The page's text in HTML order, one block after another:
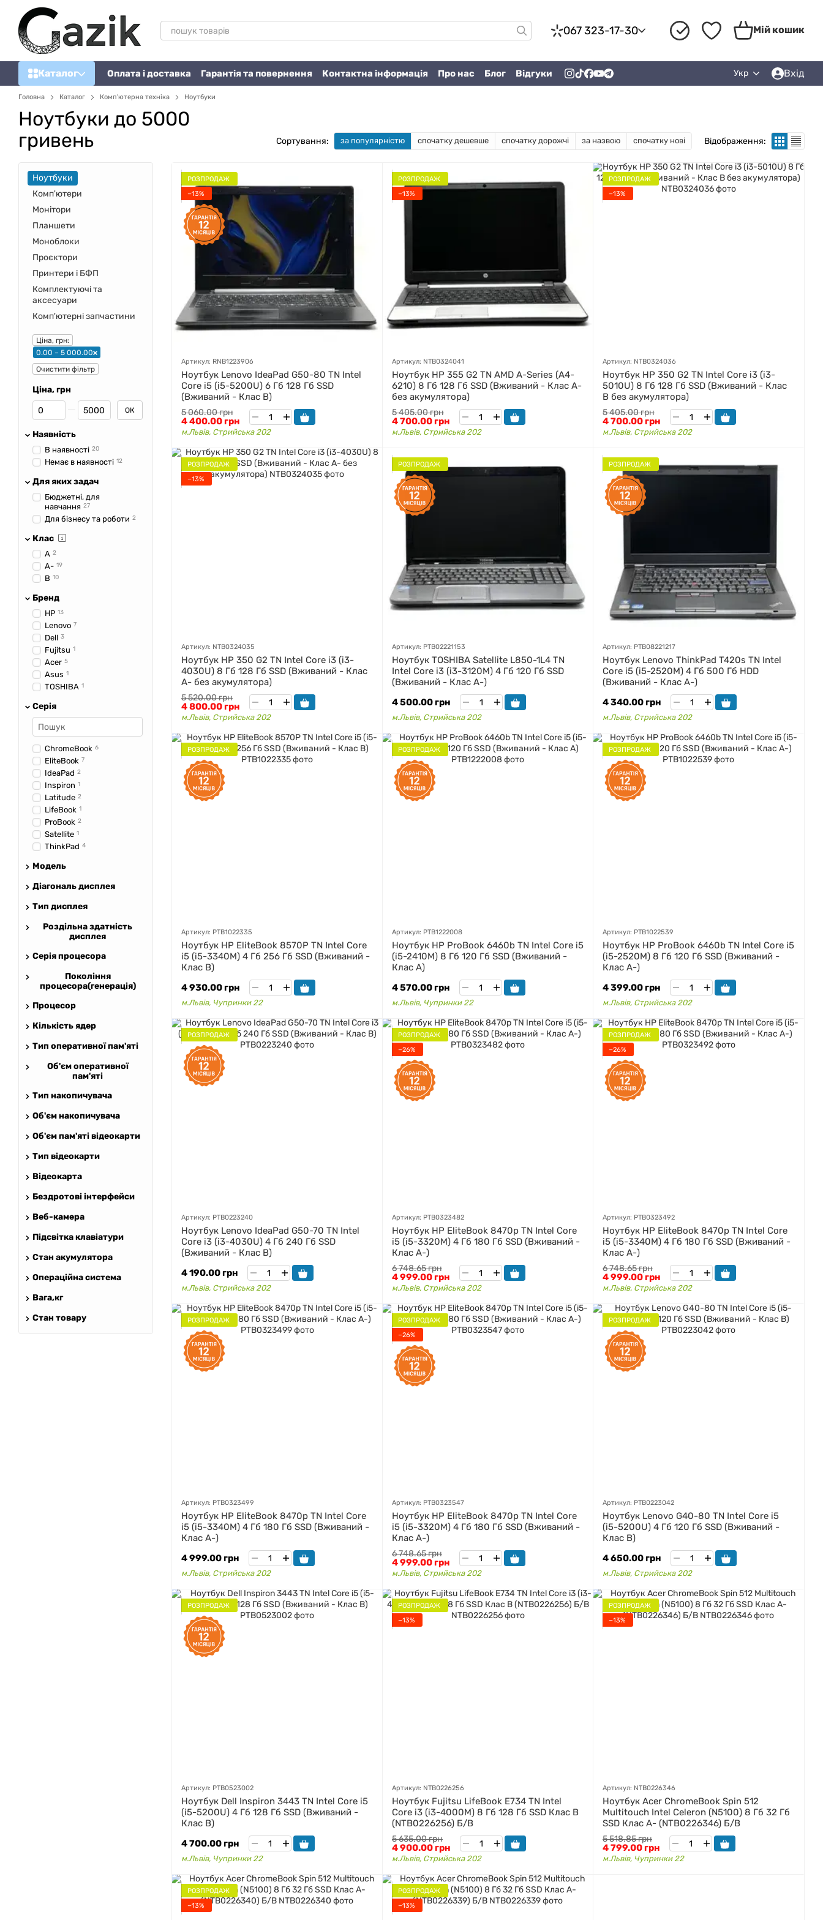
Перейти до основного контенту
067 323-17-30 Мій кошик
Каталог Оплата і доставка Гарантія та повернення Контактна інформація Про нас Блог Відгуки Укр Вхід
Головна Каталог Комп'ютерна техніка Ноутбуки
Ноутбуки до 5000
гривень
Сортування: за популярністю спочатку дешевше спочатку дорожчі за назвою спочатку нові Відображення:
РОЗПРОДАЖ
−13%
Артикул: RNB1223906
Ноутбук Lenovo IdeaPad G50-80 TN Intel
Core i5 (i5-5200U) 6 Гб 128 Гб SSD
(Вживаний - Клас B)
5 060.00 грн
4 400.00 грн
м.Львів, Стрийська 202
РОЗПРОДАЖ
−13%
Артикул: NTB0324041
Ноутбук HP 355 G2 TN AMD A-Series (A4-
6210) 8 Гб 128 Гб SSD (Вживаний - Клас A-
без акумулятора)
5 405.00 грн
4 700.00 грн
м.Львів, Стрийська 202
РОЗПРОДАЖ
−13%
Артикул: NTB0324036
Ноутбук HP 350 G2 TN Intel Core i3 (i3-
5010U) 8 Гб 128 Гб SSD (Вживаний - Клас
B без акумулятора)
5 405.00 грн
4 700.00 грн
м.Львів, Стрийська 202
РОЗПРОДАЖ
−13%
Артикул: NTB0324035
Ноутбук HP 350 G2 TN Intel Core i3 (i3-
4030U) 8 Гб 128 Гб SSD (Вживаний - Клас
A- без акумулятора)
5 520.00 грн
4 800.00 грн
м.Львів, Стрийська 202
РОЗПРОДАЖ
Артикул: PTB02221153
Ноутбук TOSHIBA Satellite L850-1L4 TN
Intel Core i3 (i3-3120M) 4 Гб 120 Гб SSD
(Вживаний - Клас A-)
4 500.00 грн
м.Львів, Стрийська 202
РОЗПРОДАЖ
Артикул: PTB08221217
Ноутбук Lenovo ThinkPad T420s TN Intel
Core i5 (i5-2520M) 4 Гб 500 Гб HDD
(Вживаний - Клас A-)
4 340.00 грн
м.Львів, Стрийська 202
РОЗПРОДАЖ
Артикул: PTB1022335
Ноутбук HP EliteBook 8570P TN Intel Core
i5 (i5-3340M) 4 Гб 256 Гб SSD (Вживаний -
Клас B)
4 930.00 грн
м.Львів, Чупринки 22
РОЗПРОДАЖ
Артикул: PTB1222008
Ноутбук HP ProBook 6460b TN Intel Core i5
(i5-2410M) 8 Гб 120 Гб SSD (Вживаний -
Клас A)
4 570.00 грн
м.Львів, Чупринки 22
РОЗПРОДАЖ
Артикул: PTB1022539
Ноутбук HP ProBook 6460b TN Intel Core i5
(i5-2520M) 8 Гб 120 Гб SSD (Вживаний -
Клас A-)
4 399.00 грн
м.Львів, Стрийська 202
РОЗПРОДАЖ
Артикул: PTB0223240
Ноутбук Lenovo IdeaPad G50-70 TN Intel
Core i3 (i3-4030U) 4 Гб 240 Гб SSD
(Вживаний - Клас B)
4 190.00 грн
м.Львів, Стрийська 202
РОЗПРОДАЖ
−26%
Артикул: PTB0323482
Ноутбук HP EliteBook 8470p TN Intel Core
i5 (i5-3320M) 4 Гб 180 Гб SSD (Вживаний -
Клас A-)
6 748.65 грн
4 999.00 грн
м.Львів, Стрийська 202
РОЗПРОДАЖ
−26%
Артикул: PTB0323492
Ноутбук HP EliteBook 8470p TN Intel Core
i5 (i5-3340M) 4 Гб 180 Гб SSD (Вживаний -
Клас A-)
6 748.65 грн
4 999.00 грн
м.Львів, Стрийська 202
РОЗПРОДАЖ
Артикул: PTB0323499
Ноутбук HP EliteBook 8470p TN Intel Core
i5 (i5-3340M) 4 Гб 180 Гб SSD (Вживаний -
Клас A-)
4 999.00 грн
м.Львів, Стрийська 202
РОЗПРОДАЖ
−26%
Артикул: PTB0323547
Ноутбук HP EliteBook 8470p TN Intel Core
i5 (i5-3320M) 4 Гб 180 Гб SSD (Вживаний -
Клас A-)
6 748.65 грн
4 999.00 грн
м.Львів, Стрийська 202
РОЗПРОДАЖ
Артикул: PTB0223042
Ноутбук Lenovo G40-80 TN Intel Core i5
(i5-5200U) 4 Гб 120 Гб SSD (Вживаний -
Клас B)
4 650.00 грн
м.Львів, Стрийська 202
РОЗПРОДАЖ
Артикул: PTB0523002
Ноутбук Dell Inspiron 3443 TN Intel Core i5
(i5-5200U) 4 Гб 128 Гб SSD (Вживаний -
Клас B)
4 700.00 грн
м.Львів, Чупринки 22
РОЗПРОДАЖ
−13%
Артикул: NTB0226256
Ноутбук Fujitsu LifeBook E734 TN Intel
Core i3 (i3-4000M) 8 Гб 128 Гб SSD Клас B
(NTB0226256) Б/В
5 635.00 грн
4 900.00 грн
м.Львів, Стрийська 202
РОЗПРОДАЖ
−13%
Артикул: NTB0226346
Ноутбук Acer ChromeBook Spin 512
Multitouch Intel Celeron (N5100) 8 Гб 32 Гб
SSD Клас A- (NTB0226346) Б/В
5 518.85 грн
4 799.00 грн
м.Львів, Чупринки 22
РОЗПРОДАЖ
−13%
РОЗПРОДАЖ
−13%
Ноутбуки
Комп'ютери
Монітори
Планшети
Моноблоки
Проєктори
Принтери і БФП
Комплектуючі та
аксесуари
Комп'ютерні запчастини
Ціна, грн:
0.00 – 5 000.00
Очистити фільтр
Ціна, грн
Від Ціна, грн
До Ціна, грн ОК
Наявність
В наявності 20
Немає в наявності 12
Для яких задач
Бюджетні, для
навчання 27
Для бізнесу та роботи 2
Клас
A 2
A- 19
B 10
Бренд
HP 13
Lenovo 7
Dell 3
Fujitsu 1
Acer 5
Asus 1
TOSHIBA 1
Серія
ChromeBook 6
EliteBook 7
IdeaPad 2
Inspiron 1
Latitude 2
LifeBook 1
ProBook 2
Satellite 1
ThinkPad 4
Модель
Діагональ дисплея
Тип дисплея
Роздільна здатність
дисплея
Серія процесора
Покоління
процесора(генерація)
Процесор
Кількість ядер
Тип оперативної пам'яті
Об'єм оперативної
пам'яті
Тип накопичувача
Об'єм накопичувача
Об'єм пам'яті відеокарти
Тип відеокарти
Відеокарта
Бездротові інтерфейси
Веб-камера
Підсвітка клавіатури
Стан акумулятора
Операційна система
Вага,кг
Стан товару